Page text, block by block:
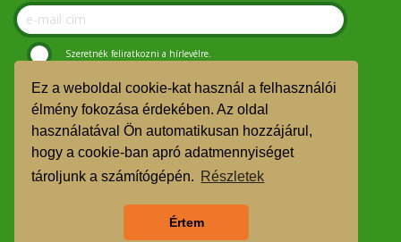
Ez a weboldal cookie-kat használ a felhasználói
élmény fokozása érdekében. Az oldal
használatával Ön automatikusan hozzájárul,
hogy a cookie-ban apró adatmennyiséget
tároljunk a számítógépén. Részletek
Értem
Szeretnék feliratkozni a hírlevélre.
© Szolnoki Kosár Közösség 2019.
GDPR
TMR
Árgarancia